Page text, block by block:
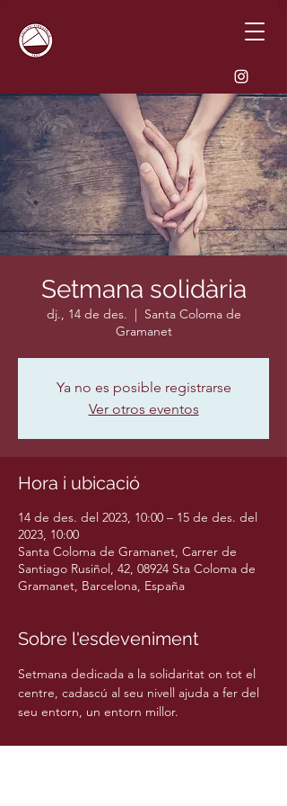
Setmana solidària
dj., 14 de des.
  |
Santa Coloma de
Gramanet
Ya no es posible registrarse
Ver otros eventos
Hora i ubicació
14 de des. del 2023, 10:00 – 15 de des. del
2023, 10:00
Santa Coloma de Gramanet, Carrer de
Santiago Rusiñol, 42, 08924 Sta Coloma de
Gramanet, Barcelona, España
Sobre l'esdeveniment
Setmana dedicada a la solidaritat on tot el
centre, cadascú al seu nivell ajuda a fer del
seu entorn, un entorn millor.